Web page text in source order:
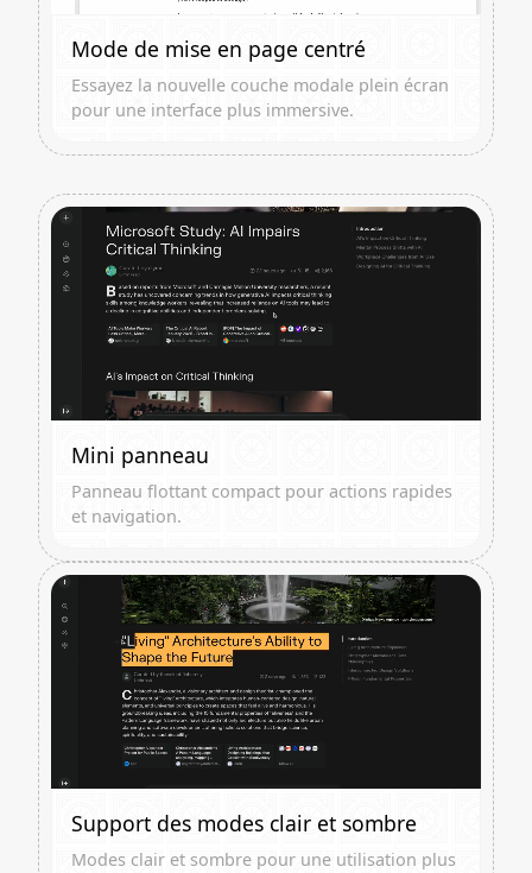
Mode de mise en page centré
Essayez la nouvelle couche modale plein écran
pour une interface plus immersive.
Mini panneau
Panneau flottant compact pour actions rapides
et navigation.
Support des modes clair et sombre
Modes clair et sombre pour une utilisation plus